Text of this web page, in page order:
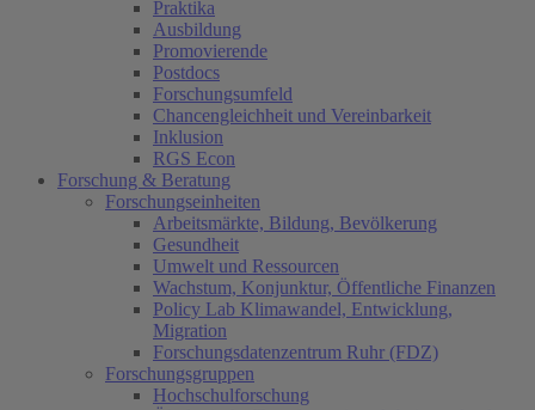
Praktika
Ausbildung
Promovierende
Postdocs
Forschungsumfeld
Chancengleichheit und Vereinbarkeit
Inklusion
RGS Econ
Forschung & Beratung
Forschungseinheiten
Arbeitsmärkte, Bildung, Bevölkerung
Gesundheit
Umwelt und Ressourcen
Wachstum, Konjunktur, Öffentliche Finanzen
Policy Lab Klimawandel, Entwicklung,
Migration
Forschungsdatenzentrum Ruhr (FDZ)
Forschungsgruppen
Hochschulforschung